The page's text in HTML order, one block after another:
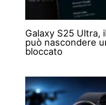
Galaxy S25 Ultra,
può nascondere
bloccato